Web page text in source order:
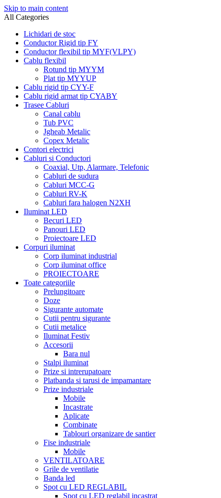
Skip to main content
All Categories
Lichidari de stoc
Conductor Rigid tip FY
Conductor flexibil tip MYF(VLPY)
Cablu flexibil
Rotund tip MYYM
Plat tip MYYUP
Cablu rigid tip CYY-F
Cablu rigid armat tip CYABY
Trasee Cabluri
Canal cablu
Tub PVC
Jgheab Metalic
Copex Metalic
Contori electrici
Cabluri si Conductori
Coaxial, Utp, Alarmare, Telefonic
Cabluri de sudura
Cabluri MCC-G
Cabluri RV-K
Cabluri fara halogen N2XH
Iluminat LED
Becuri LED
Panouri LED
Proiectoare LED
Corpuri iluminat
Corp iluminat industrial
Corp iluminat office
PROIECTOARE
Toate categoriile
Prelungitoare
Doze
Sigurante automate
Cutii pentru sigurante
Cutii metalice
Iluminat Festiv
Accesorii
Bara nul
Stalpi iluminat
Prize si intrerupatoare
Platbanda si tarusi de impamantare
Prize industriale
Mobile
Incastrate
Aplicate
Combinate
Tablouri organizare de santier
Fise industriale
Mobile
VENTILATOARE
Grile de ventilatie
Banda led
Spot cu LED REGLABIL
Spot cu LED reglabil incastrat